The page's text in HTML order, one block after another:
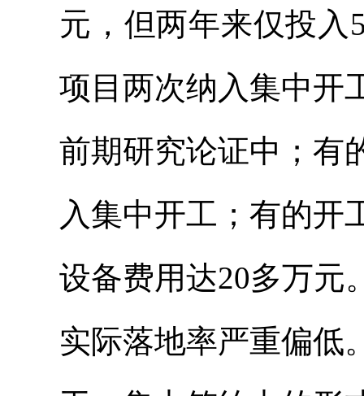
元，但两年来仅投入
项目两次纳入集中开
前期研究论证中；有
入集中开工；有的开
设备费用达20多万元
实际落地率严重偏低